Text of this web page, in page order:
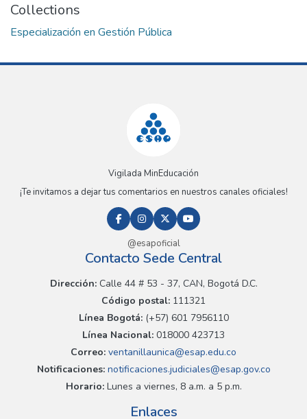
Collections
Especialización en Gestión Pública
Vigilada MinEducación
¡Te invitamos a dejar tus comentarios en nuestros canales oficiales!
@esapoficial
Contacto Sede Central
Dirección:Calle 44 # 53 - 37, CAN, Bogotá D.C.
Código postal: 111321
Línea Bogotá:(+57) 601 7956110
Línea Nacional: 018000 423713
Correo: ventanillaunica@esap.edu.co
Notificaciones:notificaciones.judiciales@esap.gov.co
Horario:Lunes a viernes, 8 a.m. a 5 p.m.
Enlaces